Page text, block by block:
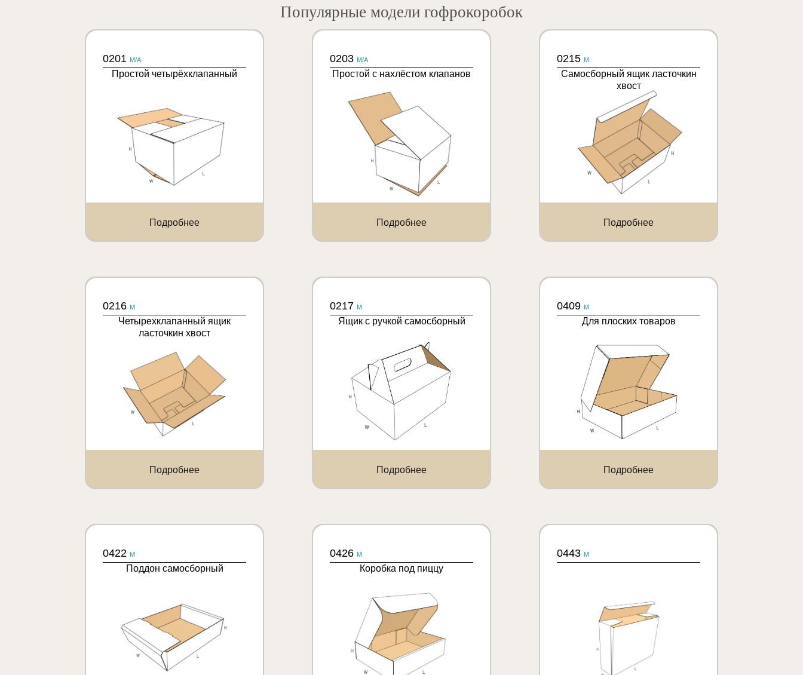
Популярные модели гофрокоробок
0201 M/A
Простой четырёхклапанный
Подробнее
0203 M/A
Простой с нахлёстом клапанов
Подробнее
0215 M
Самосборный ящик ласточкин
хвост
Подробнее
0216 M
Четырехклапанный ящик
ласточкин хвост
Подробнее
0217 M
Ящик с ручкой самосборный
Подробнее
0409 M
Для плоских товаров
Подробнее
0422 M
Поддон самосборный
0426 M
Коробка под пиццу
0443 M